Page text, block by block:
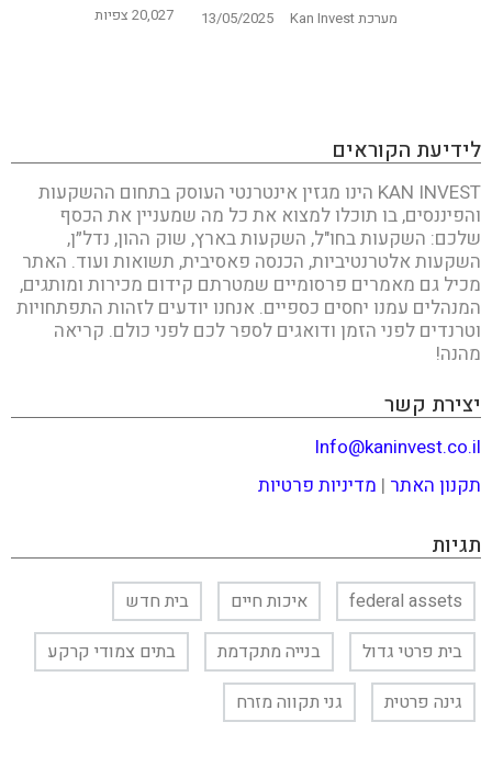
מערכת Kan Invest 13/05/2025 20,027 צפיות
לידיעת הקוראים
KAN INVEST הינו מגזין אינטרנטי העוסק בתחום ההשקעות
והפיננסים, בו תוכלו למצוא את כל מה שמעניין את הכסף
שלכם: השקעות בחו"ל, השקעות בארץ, שוק ההון, נדל״ן,
השקעות אלטרנטיביות, הכנסה פאסיבית, תשואות ועוד. האתר
מכיל גם מאמרים פרסומיים שמטרתם קידום מכירות ומותגים,
המנהלים עמנו יחסים כספיים. אנחנו יודעים לזהות התפתחויות
וטרנדים לפני הזמן ודואגים לספר לכם לפני כולם. קריאה
מהנה!
יצירת קשר
Info@kaninvest.co.il
תקנון האתר | מדיניות פרטיות
תגיות
federal assets איכות חיים
בית חדש
בית פרטי גדול
בנייה מתקדמת
בתים צמודי קרקע
גינה פרטית
גני תקווה מזרח